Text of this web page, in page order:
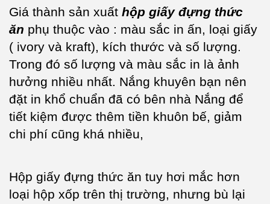
Giá thành sản xuất hộp giấy đựng thức
ăn phụ thuộc vào : màu sắc in ấn, loại giấy
( ivory và kraft), kích thước và số lượng.
Trong đó số lượng và màu sắc in là ảnh
hưởng nhiều nhất. Nắng khuyên bạn nên
đặt in khổ chuẩn đã có bên nhà Nắng để
tiết kiệm được thêm tiền khuôn bế, giảm
chi phí cũng khá nhiều,
Hộp giấy đựng thức ăn tuy hơi mắc hơn
loại hộp xốp trên thị trường, nhưng bù lại